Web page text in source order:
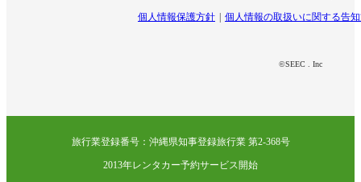
個人情報保護方針 個人情報の取扱いに関する告
©SEEC . Inc
旅行業登録番号：沖縄県知事登録旅行業 第2-368号
2013年レンタカー予約サービス開始